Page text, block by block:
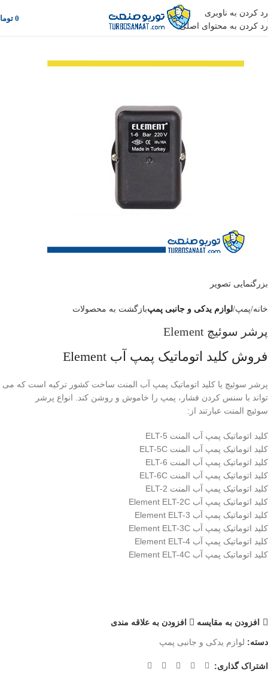
رد کردن به ناوبری
رد کردن به محتوای اصلی
0
بزرگنمایی تصویر
خانه پمپ لوازم یدکی و جانبی پمپبازگشت به محصولات
پرشر سوئیچ Element
فروش کلید اتوماتیک پمپ آب Element
پرشر سوئیچ یا کلید اتوماتیک پمپ آب المنت ساخت کشور ترکیه است که می
تواند با سنس کردن فشار، پمپ را خاموش و روشن کند. انواع پرشر
سوئیچ المنت عبارتند از:
کلید اتوماتیک پمپ آب المنت ELT-5
کلید اتوماتیک پمپ آب المنت ELT-5C
کلید اتوماتیک پمپ آب المنت ELT-6
کلید اتوماتیک پمپ آب المنت ELT-6C
کلید اتوماتیک پمپ آب المنت ELT-2
کلید اتوماتیک پمپ آب Element ELT-2C
کلید اتوماتیک پمپ آب Element ELT-3
کلید اتوماتیک پمپ آب Element ELT-3C
کلید اتوماتیک پمپ آب Element ELT-4
کلید اتوماتیک پمپ آب Element ELT-4C
افزودن به مقایسه افزودن به علاقه مندی
دسته: لوازم یدکی و جانبی پمپ
اشتراک گذاری: